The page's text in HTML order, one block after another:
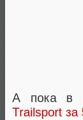
А пока в
Trailsport